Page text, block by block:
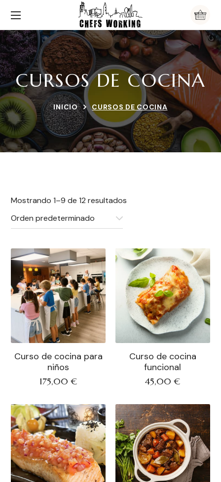
CURSOS DE COCINA
INICIO CURSOS DE COCINA
Mostrando 1–9 de 12 resultados
Curso de cocina para
niños
175,00 €
Curso de cocina
funcional
45,00€